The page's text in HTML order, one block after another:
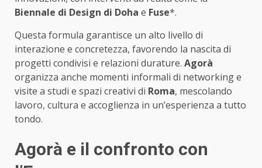
Biennale di Design di Doha e Fuse*.
Questa formula garantisce un alto livello di
interazione e concretezza, favorendo la nascita di
progetti condivisi e relazioni durature. Agorà
organizza anche momenti informali di networking e
visite a studi e spazi creativi di Roma, mescolando
lavoro, cultura e accoglienza in un’esperienza a tutto
tondo.
Agorà e il confronto con